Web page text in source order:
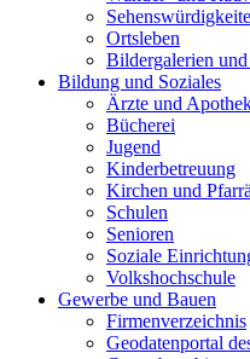
Ortsleben
Bildergalerien
Bildung und Soziales
Ärzte und
Bücherei
Jugend
Kinderbetreuung
Kirchen und
Schulen
Senioren
Soziale
Volkshochschule
Gewerbe und Bauen
Firmenverzeichnis
Geodatenportal